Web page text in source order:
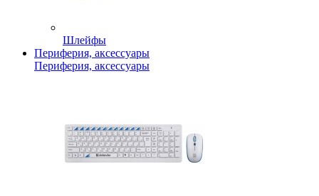
Шлейфы
Периферия, аксессуары
Периферия, аксессуары